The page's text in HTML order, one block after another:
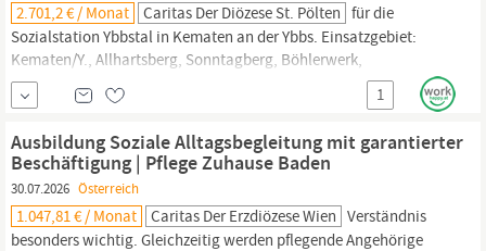
2.701,2 € / Monat Caritas Der Diözese St. Pölten für die
Sozialstation Ybbstal in Kematen an der Ybbs. Einsatzgebiet:
Kematen/Y., Allhartsberg, Sonntagberg, Böhlerwerk,
Neuhofen/Y.,; Arbeitsbeginn: ab sofort Arbeitsausmaß: Teilzeit
Aufgabenbereich: Unterstützung der Kund innen bei den
Basisversorgung) Tätigkeiten imhauswirtschaftlichenBereich
1
Ausbildung Soziale Alltagsbegleitung mit garantierter
Beschäftigung | Pflege Zuhause Baden
30.07.2026 Österreich
1.047,81 € / Monat Caritas Der Erzdiözese Wien Verständnis
besonders wichtig. Gleichzeitig werden pflegende Angehörige